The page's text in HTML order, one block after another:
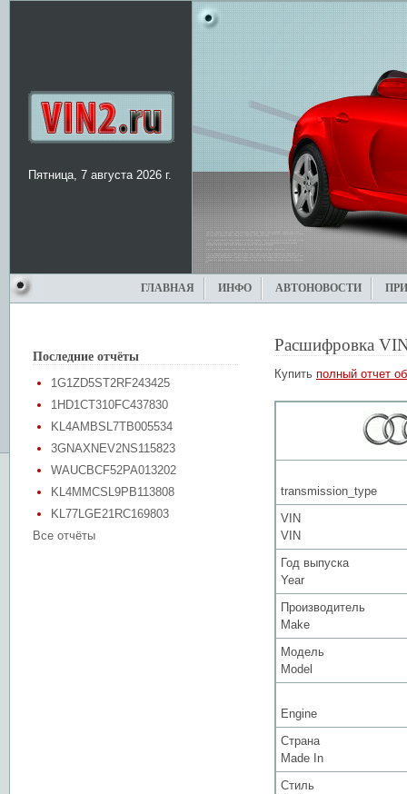
Пятница, 7 августа 2026 г.
ГЛАВНАЯ ИНФО АВТОНОВОСТИ
Последние отчёты
1G1ZD5ST2RF243425
1HD1CT310FC437830
KL4AMBSL7TB005534
3GNAXNEV2NS115823
WAUCBCF52PA013202
KL4MMCSL9PB113808
KL77LGE21RC169803
Все отчёты
Расшифровка
Купить полный отчет
transmission_type
VIN
VIN
Год выпуска
Year
Производитель
Make
Модель
Model
Engine
Страна
Made In
Стиль